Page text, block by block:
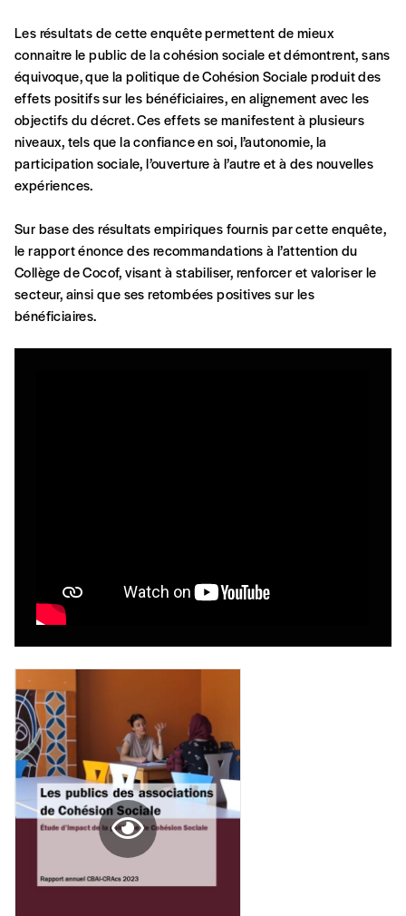
Vous versez le montant de votre choix sur le
compte IBAN BE34 0010 7305
2190 avec en communication le numéro de
la commande renseigné dans le mail de
confirmation et la mention “participation
Imag”.
financièrement à tout moment, même après
avoir reçu plusieurs numéros. Ce paiement
n’est pas indispensable. Il marque votre
volonté de soutenir nos activités.
NOS
*Prix indicatif, frais de port inclus
Par numéro
5€*
*Prix indicatif, frais de port inclus
Je m'abonne à l'Imag
Format papier (livraison uniquement
en Belgique)
Les résultats de cette enquête permettent de mieux
connaitre le public de la cohésion sociale et démontrent, sans
équivoque, que la politique de Cohésion Sociale produit des
effets positifs sur les bénéficiaires, en alignement avec les
objectifs du décret. Ces effets se manifestent à plusieurs
niveaux, tels que la confiance en soi, l’autonomie, la
participation sociale, l’ouverture à l’autre et à des nouvelles
expériences.
Sur base des résultats empiriques fournis par cette enquête,
le rapport énonce des recommandations à l’attention du
Collège de Cocof, visant à stabiliser, renforcer et valoriser le
secteur, ainsi que ses retombées positives sur les
bénéficiaires.